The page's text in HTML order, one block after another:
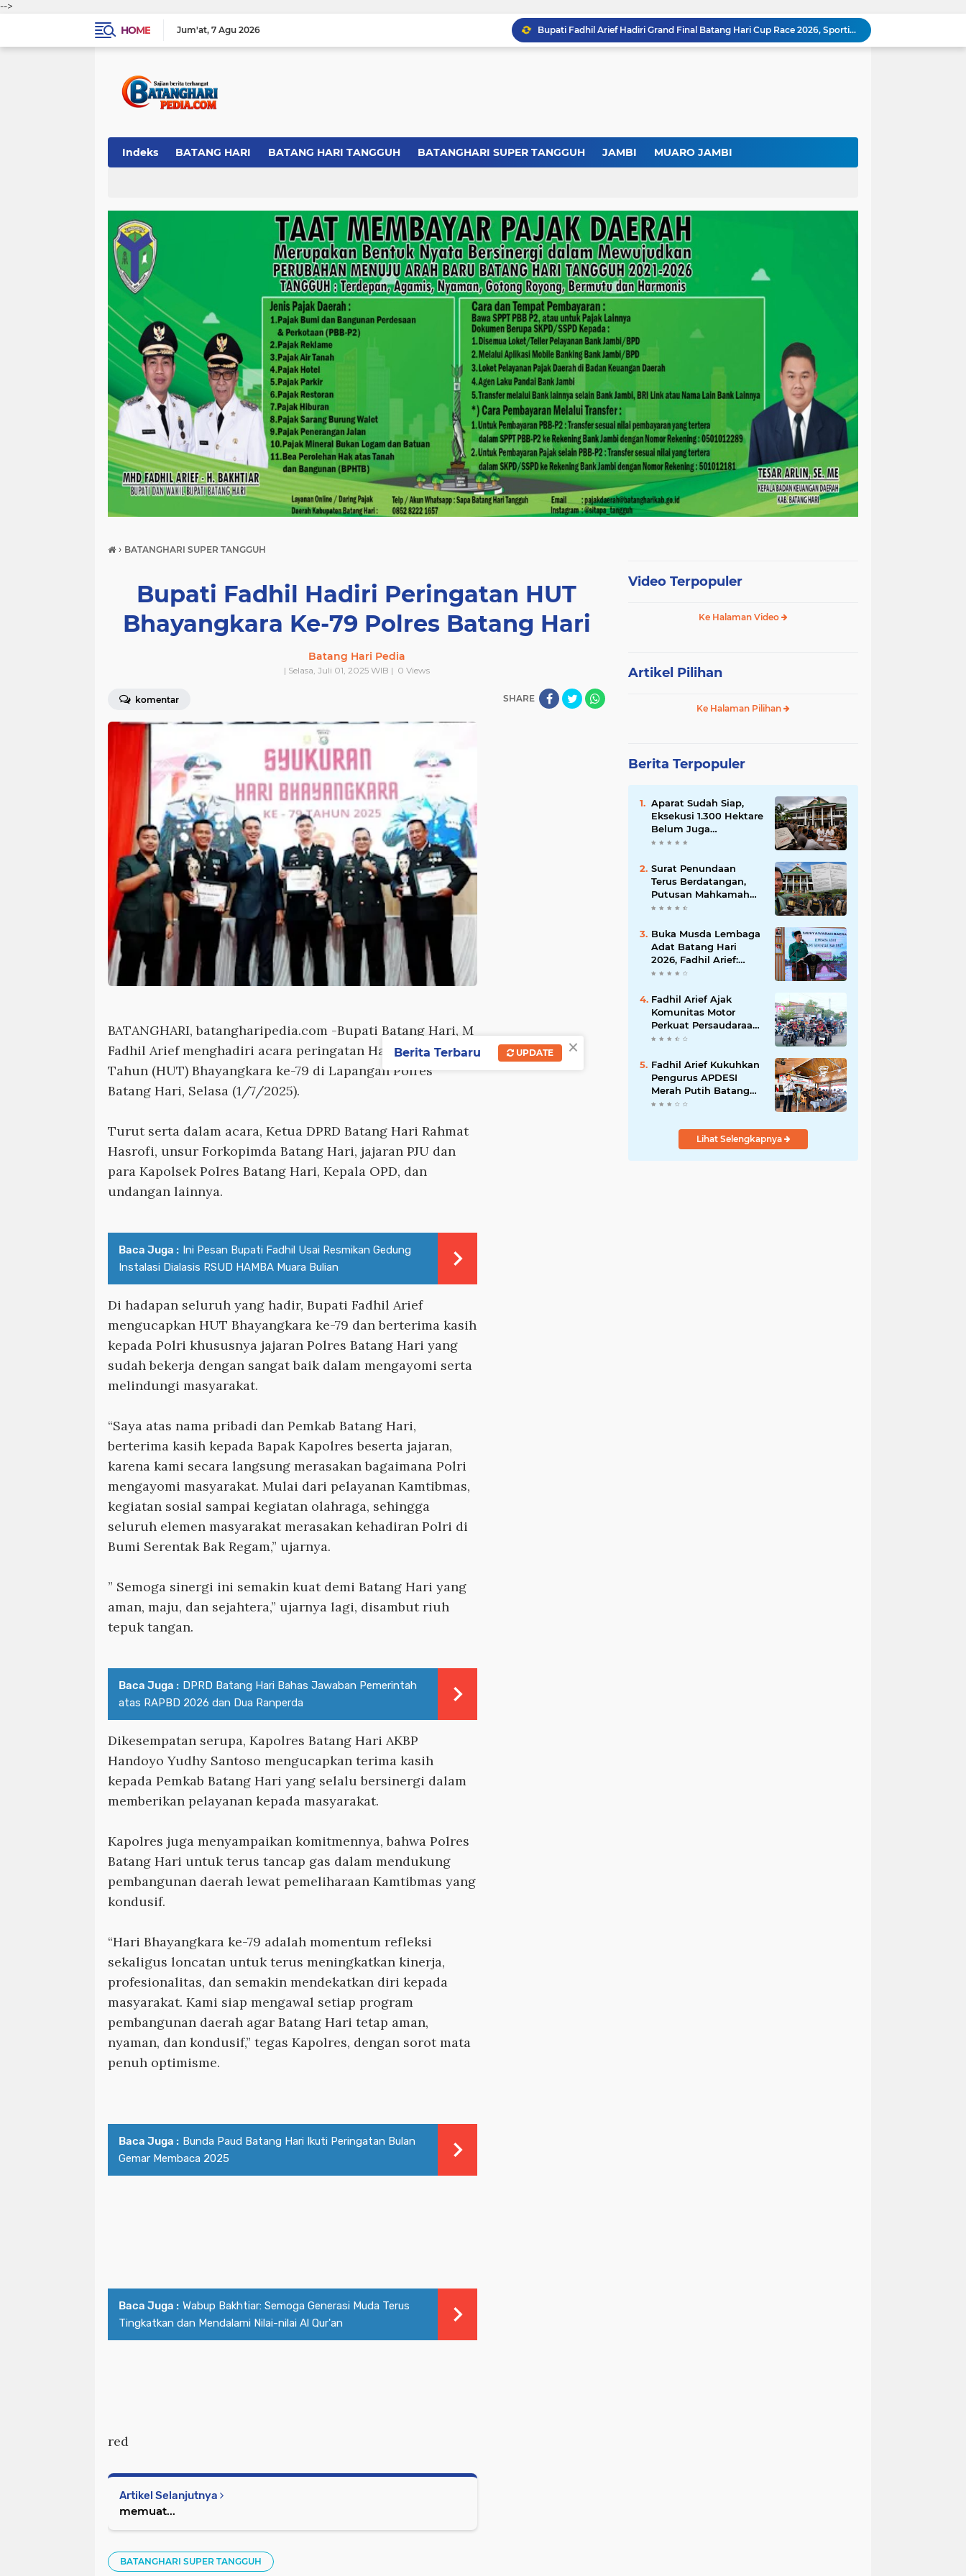
-->
HOME
Jum'at 7 Agu 2026
Bupati Fadhil Arief Hadiri Grand Final Batang Hari Cup Race 2026, Sportivitas dan UMKM Jadi Sorotan
Fadhil Arief Ajak Komunitas Motor Perkuat Persaudaraan dan Budaya Tertib Berlalu Lintas
Fadhil Arief Kukuhkan Pengurus APDESI Merah Putih Batang Hari, Iknak Nahkodai Periode 2026–2031
Indeks BATANG HARI BATANG HARI TANGGUH BATANGHARI SUPER TANGGUH JAMBI MUARO JAMBI
› BATANGHARI SUPER TANGGUH
Bupati Fadhil Hadiri Peringatan HUT
Bhayangkara Ke-79 Polres Batang Hari
Batang Hari Pedia
| Selasa, Juli 01, 2025 WIB | 0 Views
komentar SHARE
BATANGHARI, batangharipedia.com -Bupati Batang Hari, M
Fadhil Arief menghadiri acara peringatan Hari Ulang
Tahun (HUT) Bhayangkara ke-79 di Lapangan Polres
Batang Hari, Selasa (1/7/2025).
Turut serta dalam acara, Ketua DPRD Batang Hari Rahmat
Hasrofi, unsur Forkopimda Batang Hari, jajaran PJU dan
para Kapolsek Polres Batang Hari, Kepala OPD, dan
undangan lainnya.
Baca Juga : Ini Pesan Bupati Fadhil Usai Resmikan Gedung
Instalasi Dialasis RSUD HAMBA Muara Bulian
Di hadapan seluruh yang hadir, Bupati Fadhil Arief
mengucapkan HUT Bhayangkara ke-79 dan berterima kasih
kepada Polri khususnya jajaran Polres Batang Hari yang
sudah bekerja dengan sangat baik dalam mengayomi serta
melindungi masyarakat.
“Saya atas nama pribadi dan Pemkab Batang Hari,
berterima kasih kepada Bapak Kapolres beserta jajaran,
karena kami secara langsung merasakan bagaimana Polri
mengayomi masyarakat. Mulai dari pelayanan Kamtibmas,
kegiatan sosial sampai kegiatan olahraga, sehingga
seluruh elemen masyarakat merasakan kehadiran Polri di
Bumi Serentak Bak Regam,” ujarnya.
” Semoga sinergi ini semakin kuat demi Batang Hari yang
aman, maju, dan sejahtera,” ujarnya lagi, disambut riuh
tepuk tangan.
Baca Juga : DPRD Batang Hari Bahas Jawaban Pemerintah
atas RAPBD 2026 dan Dua Ranperda
Dikesempatan serupa, Kapolres Batang Hari AKBP
Handoyo Yudhy Santoso mengucapkan terima kasih
kepada Pemkab Batang Hari yang selalu bersinergi dalam
memberikan pelayanan kepada masyarakat.
Kapolres juga menyampaikan komitmennya, bahwa Polres
Batang Hari untuk terus tancap gas dalam mendukung
pembangunan daerah lewat pemeliharaan Kamtibmas yang
kondusif.
“Hari Bhayangkara ke-79 adalah momentum refleksi
sekaligus loncatan untuk terus meningkatkan kinerja,
profesionalitas, dan semakin mendekatkan diri kepada
masyarakat. Kami siap mengawal setiap program
pembangunan daerah agar Batang Hari tetap aman,
nyaman, dan kondusif,” tegas Kapolres, dengan sorot mata
penuh optimisme.
Baca Juga : Bunda Paud Batang Hari Ikuti Peringatan Bulan
Gemar Membaca 2025
Baca Juga : Wabup Bakhtiar: Semoga Generasi Muda Terus
Tingkatkan dan Mendalami Nilai-nilai Al Qur'an
red
Artikel Selanjutnya
memuat...
BATANGHARI SUPER TANGGUH
Video Terpopuler
Ke Halaman Video
Artikel Pilihan
Ke Halaman Pilihan
Berita Terpopuler
Aparat Sudah Siap,
Eksekusi 1.300 Hektare
Belum Juga
Ditetapkan PN Muara
Surat Penundaan
Terus Berdatangan,
Putusan Mahkamah
Agung Sudah Final,
Belum Dilaksanakan?
Buka Musda Lembaga
Adat Batang Hari
2026, Fadhil Arief:
Adat Adalah Benteng
Muda
Fadhil Arief Ajak
Komunitas Motor
Perkuat Persaudaraan
dan Budaya Tertib
Fadhil Arief Kukuhkan
Pengurus APDESI
Merah Putih Batang
Hari, Iknak Nahkodai
Lihat Selengkapnya
×
Berita Terbaru UPDATE